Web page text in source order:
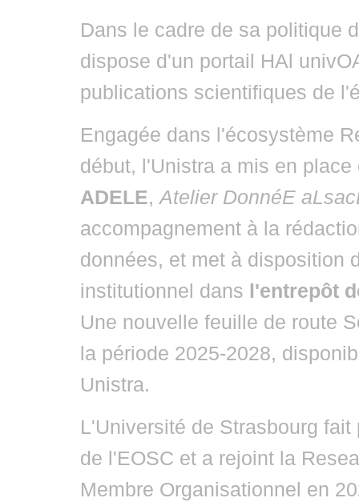
Dans le cadre de sa politique
dispose d'un portail HAl
publications scientifiques de
Engagée dans l'écosystème
début, l'Unistra a mis en
ADELE,Atelier DonnéE
accompagnement à la
données, et met à disposition
institutionnel dans l'entrepôt
Une nouvelle feuille de route
la période 2025-2028,
Unistra.
L'Université de Strasbourg
de l'EOSC et a rejoint la
Membre Organisationnel en